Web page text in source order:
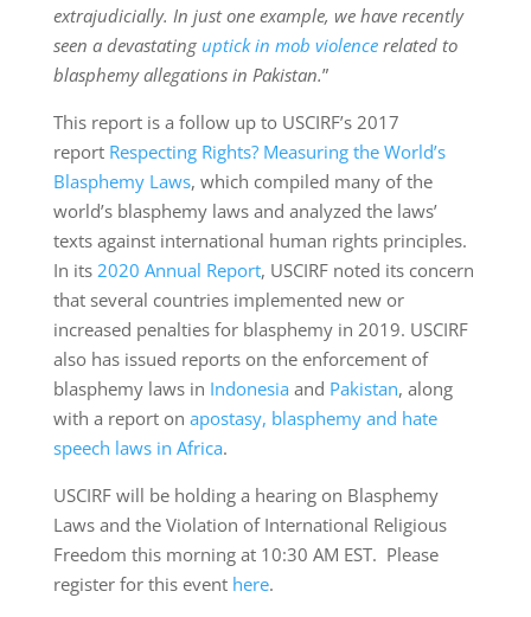
extrajudicially. In just one example, we have recently
seen a devastating uptick in mob violencerelated to
blasphemy allegations in Pakistan.”
This report is a follow up to USCIRF’s 2017
report Respecting Rights? Measuring the World’s
Blasphemy Laws, which compiled many of the
world’s blasphemy laws and analyzed the laws’
texts against international human rights principles.
In its 2020 Annual Report, USCIRF noted its concern
that several countries implemented new or
increased penalties for blasphemy in 2019. USCIRF
also has issued reports on the enforcement of
blasphemy laws in Indonesia and Pakistan, along
with a report on apostasy, blasphemy and hate
speech laws in Africa.
USCIRF will be holding a hearing on Blasphemy
Laws and the Violation of International Religious
Freedom this morning at 10:30 AM EST. Please
register for this event here.